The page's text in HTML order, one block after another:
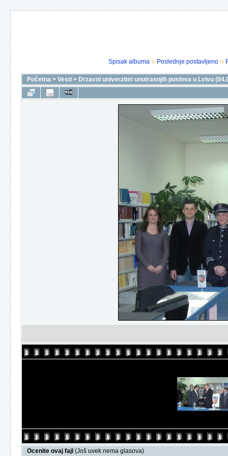
Spisak albuma Poslednje postavljeno
Početna > Vesti > Drzavni univerzitet unutrasnjih poslova u Lvivu
Ocenite ovaj fajl (Još uvek nema glasova)